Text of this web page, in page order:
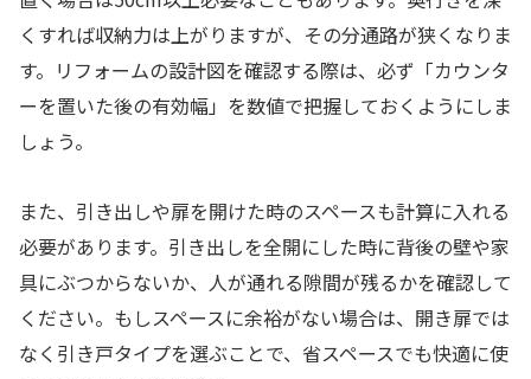
くすれば収納力は上がりますが、その分通路が狭くなりま
す。リフォームの設計図を確認する際は、必ず「カウンタ
ーを置いた後の有効幅」を数値で把握しておくようにしま
しょう。
また、引き出しや扉を開けた時のスペースも計算に入れる
必要があります。引き出しを全開にした時に背後の壁や家
具にぶつからないか、人が通れる隙間が残るかを確認して
ください。もしスペースに余裕がない場合は、開き扉では
なく引き戸タイプを選ぶことで、省スペースでも快適に使